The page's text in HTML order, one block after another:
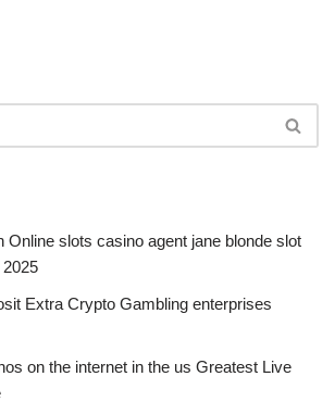
Online slots casino agent jane blonde slot
Extra Crypto Gambling enterprises
on the internet in the us Greatest Live